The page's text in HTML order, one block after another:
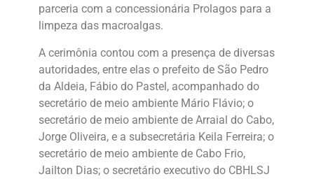
parceria com a concessionária Prolagos para a
limpeza das macroalgas.
A cerimônia contou com a presença de diversas
autoridades, entre elas o prefeito de São Pedro
da Aldeia, Fábio do Pastel, acompanhado do
secretário de meio ambiente Mário Flávio; o
secretário de meio ambiente de Arraial do Cabo,
Jorge Oliveira, e a subsecretária Keila Ferreira; o
secretário de meio ambiente de Cabo Frio,
Jailton Dias; o secretário executivo do CBHLSJ